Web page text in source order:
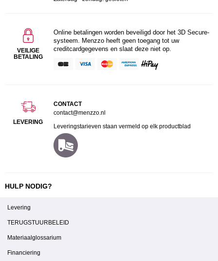
VEILIGE
BETALING
Online betalingen worden beveiligd door het 3D Secure-
systeem. Menzzo heeft geen toegang tot uw
creditcardgegevens en slaat deze niet op.
LEVERING
CONTACT
contact@menzzo.nl
Leveringstarieven staan vermeld op elk productblad
HULP NODIG?
Levering
TERUGSTUURBELEID
Materiaalglossarium
Financiering